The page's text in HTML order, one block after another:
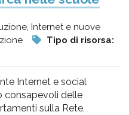
Internet e nuove
Tipo di risorsa:
Internet e social
consapevoli delle
sulla Rete,